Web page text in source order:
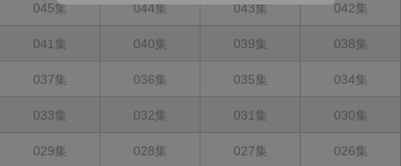
045集 044集 043集 042集
041集 040集 039集 038集
037集 036集 035集 034集
033集 032集 031集 030集
029集 028集 027集 026集